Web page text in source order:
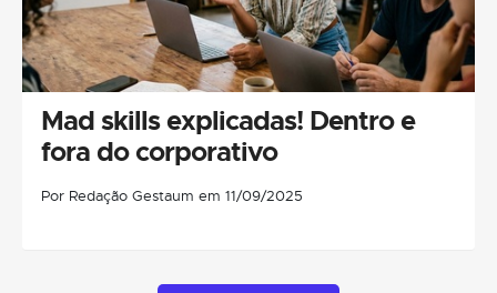
Mad skills explicadas! Dentro e
fora do corporativo
Por Redação Gestaum em 11/09/2025